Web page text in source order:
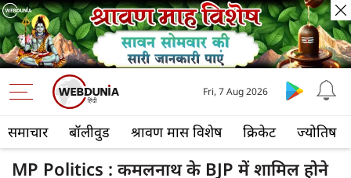
समाचार बॉलीवुड श्रावण मास विशेष क्रिकेट ज्योतिष
Fri, 7 Aug 2026
MP Politics : कमलनाथ के BJP में शामिल होने